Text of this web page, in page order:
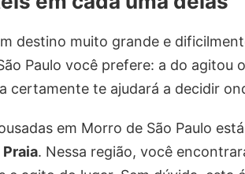
destino muito grande e
Paulo você prefere: a do agitou
certamente te ajudará a decidir
em Morro de São Paulo
. Nessa região, você